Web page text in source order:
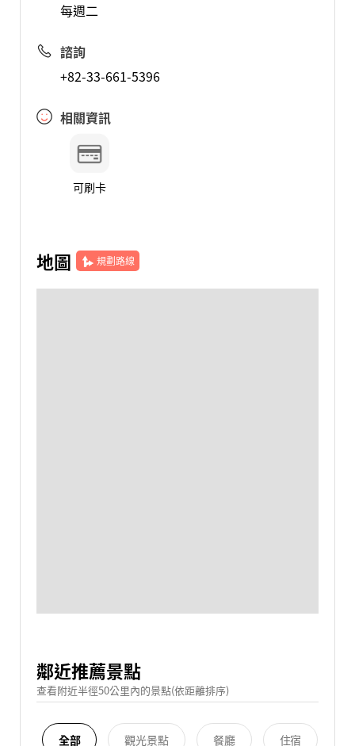
每週二
諮詢
+82-33-661-5396
相關資訊
可刷卡
地圖 規劃路線
鄰近推薦景點
查看附近半徑50公里內的景點(依距離排序)
全部 觀光景點 餐廳 住宿